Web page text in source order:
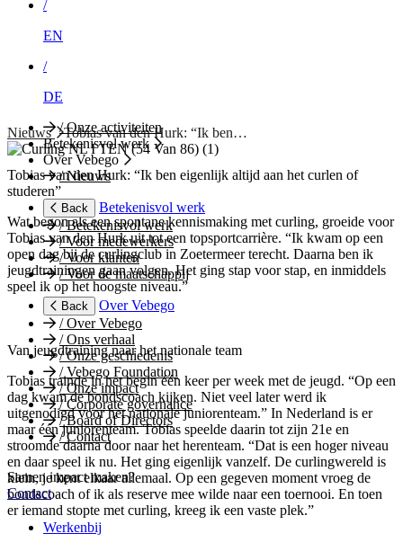
/
EN
/
DE
/Onze activiteiten
Betekenisvol werk
Over Vebego
/Nieuws
Back
Betekenisvol werk
/Betekenisvol werk
/Voor medewerkers
/Voor klanten
/Voor de maatschappij
Back
Over Vebego
/Over Vebego
/Ons verhaal
/Onze geschiedenis
/Vebego Foundation
/Onze impact
/Corporate governance
/Board of Directors
/Contact
Samen impact maken?
Contact
Werkenbij
Nieuws Tobias van den Hurk: “Ik ben…
Tobias van den Hurk: “Ik ben eigenlijk altijd aan het curlen of
studeren”
Wat begon als een spontane kennismaking met curling, groeide voor
Tobias van den Hurk uit tot een topsportcarrière. “Ik kwam op een
open dag bij de curlingclub in Zoetermeer terecht. Daarna ben ik
jeugdtrainingen gaan volgen. Het ging stap voor stap, en inmiddels
speel ik op het hoogste niveau.”
Van jeugdtraining naar het nationale team
Tobias trainde in het begin één keer per week met de jeugd. “Op een
dag kwam de bondscoach kijken. Niet veel later werd ik
uitgenodigd voor het nationale juniorenteam.” In Nederland is er
maar één juniorenteam. Tobias speelde daarin tot zijn 21e en
stroomde daarna door naar het herenteam. “Dat is een hoger niveau
en daar speel ik nu. Het ging eigenlijk vanzelf. De curlingwereld is
klein, je kent elkaar allemaal. Op een gegeven moment vroeg de
bondscoach of ik als reserve mee wilde naar een toernooi. En toen
er iemand stopte met curling, kreeg ik een vaste plek.”